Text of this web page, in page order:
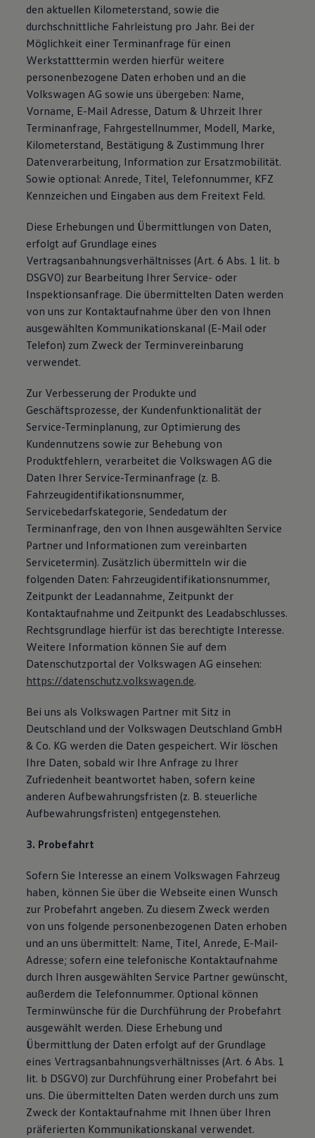
den aktuellen Kilometerstand, sowie die
durchschnittliche Fahrleistung pro Jahr. Bei der
Möglichkeit einer Terminanfrage für einen
Werkstatttermin werden hierfür weitere
personenbezogene Daten erhoben und an die
Volkswagen AG sowie uns übergeben: Name,
Vorname, E-Mail Adresse, Datum & Uhrzeit Ihrer
Terminanfrage, Fahrgestellnummer, Modell, Marke,
Kilometerstand, Bestätigung & Zustimmung Ihrer
Datenverarbeitung, Information zur Ersatzmobilität.
Sowie optional: Anrede, Titel, Telefonnummer, KFZ
Kennzeichen und Eingaben aus dem Freitext Feld.
Diese Erhebungen und Übermittlungen von Daten,
erfolgt auf Grundlage eines
Vertragsanbahnungsverhältnisses (Art. 6 Abs. 1 lit. b
DSGVO) zur Bearbeitung Ihrer Service- oder
Inspektionsanfrage. Die übermittelten Daten werden
von uns zur Kontaktaufnahme über den von Ihnen
ausgewählten Kommunikationskanal (E-Mail oder
Telefon) zum Zweck der Terminvereinbarung
verwendet.
Zur Verbesserung der Produkte und
Geschäftsprozesse, der Kundenfunktionalität der
Service-Terminplanung, zur Optimierung des
Kundennutzens sowie zur Behebung von
Produktfehlern, verarbeitet die Volkswagen AG die
Daten Ihrer Service-Terminanfrage (z. B.
Fahrzeugidentifikationsnummer,
Servicebedarfskategorie, Sendedatum der
Terminanfrage, den von Ihnen ausgewählten Service
Partner und Informationen zum vereinbarten
Servicetermin). Zusätzlich übermitteln wir die
folgenden Daten: Fahrzeugidentifikationsnummer,
Zeitpunkt der Leadannahme, Zeitpunkt der
Kontaktaufnahme und Zeitpunkt des Leadabschlusses.
Rechtsgrundlage hierfür ist das berechtigte Interesse.
Weitere Information können Sie auf dem
Datenschutzportal der Volkswagen AG einsehen:
https://datenschutz.volkswagen.de.
Bei uns als Volkswagen Partner mit Sitz in
Deutschland und der Volkswagen Deutschland GmbH
& Co. KG werden die Daten gespeichert. Wir löschen
Ihre Daten, sobald wir Ihre Anfrage zu Ihrer
Zufriedenheit beantwortet haben, sofern keine
anderen Aufbewahrungsfristen (z. B. steuerliche
Aufbewahrungsfristen) entgegenstehen.
3. Probefahrt
Sofern Sie Interesse an einem Volkswagen Fahrzeug
haben, können Sie über die Webseite einen Wunsch
zur Probefahrt angeben. Zu diesem Zweck werden
von uns folgende personenbezogenen Daten erhoben
und an uns übermittelt: Name, Titel, Anrede, E-Mail-
Adresse; sofern eine telefonische Kontaktaufnahme
durch Ihren ausgewählten Service Partner gewünscht,
außerdem die Telefonnummer. Optional können
Terminwünsche für die Durchführung der Probefahrt
ausgewählt werden. Diese Erhebung und
Übermittlung der Daten erfolgt auf der Grundlage
eines Vertragsanbahnungsverhältnisses (Art. 6 Abs. 1
lit. b DSGVO) zur Durchführung einer Probefahrt bei
uns. Die übermittelten Daten werden durch uns zum
Zweck der Kontaktaufnahme mit Ihnen über Ihren
präferierten Kommunikationskanal verwendet.